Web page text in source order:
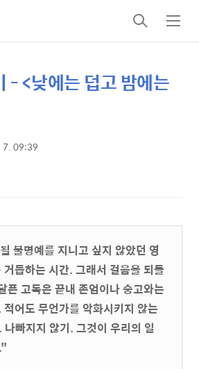
검
색
메
뉴
- <낮에는 덥고 밤에는
09:39
불명예를 지니고 싶지 않았던 영
듭하는 시간. 그래서 걸음을 되돌
픈 고독은 끝내 존엄이나 숭고와는
어도 무언가를 악화시키지 않는
나빠지지 않기. 그것이 우리의 일